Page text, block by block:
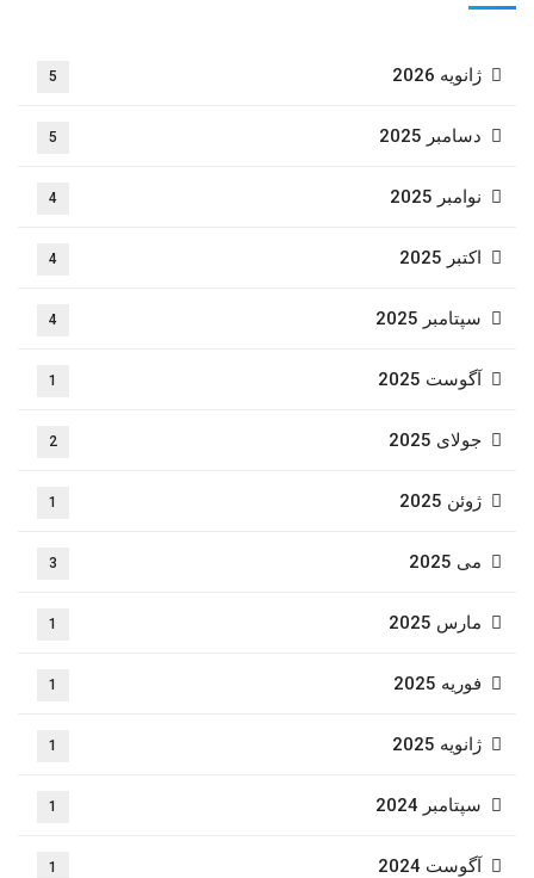
ژانویه 2026 5
دسامبر 2025 5
نوامبر 2025 4
اکتبر 2025 4
سپتامبر 2025 4
آگوست 2025 1
جولای 2025 2
ژوئن 2025 1
می 2025 3
مارس 2025 1
فوریه 2025 1
ژانویه 2025 1
سپتامبر 2024 1
آگوست 2024 1